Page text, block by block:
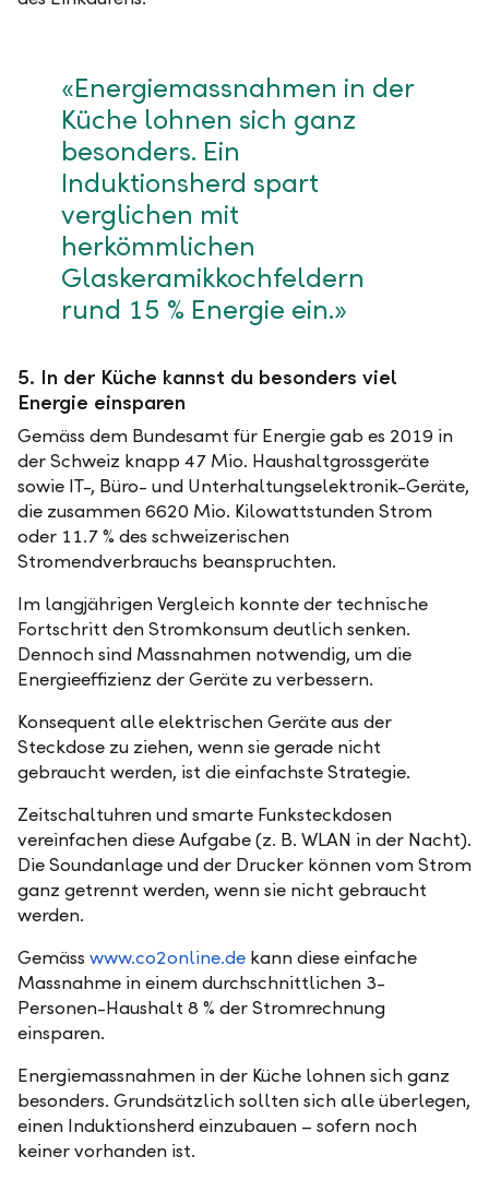
«Energiemassnahmen in der
Küche lohnen sich ganz
besonders. Ein
Induktionsherd spart
verglichen mit
herkömmlichen
Glaskeramikkochfeldern
rund 15 % Energie ein.»
5. In der Küche kannst du besonders viel
Energie einsparen
Gemäss dem Bundesamt für Energie gab es 2019 in
der Schweiz knapp 47 Mio. Haushaltgrossgeräte
sowie IT-, Büro- und Unterhaltungselektronik-Geräte,
die zusammen 6620 Mio. Kilowattstunden Strom
oder 11.7 % des schweizerischen
Stromendverbrauchs beanspruchten.
Im langjährigen Vergleich konnte der technische
Fortschritt den Stromkonsum deutlich senken.
Dennoch sind Massnahmen notwendig, um die
Energieeffizienz der Geräte zu verbessern.
Konsequent alle elektrischen Geräte aus der
Steckdose zu ziehen, wenn sie gerade nicht
gebraucht werden, ist die einfachste Strategie.
Zeitschaltuhren und smarte Funksteckdosen
vereinfachen diese Aufgabe (z. B. WLAN in der Nacht).
Die Soundanlage und der Drucker können vom Strom
ganz getrennt werden, wenn sie nicht gebraucht
werden.
Gemäss www.co2online.de kann diese einfache
Massnahme in einem durchschnittlichen 3-
Personen-Haushalt 8 % der Stromrechnung
einsparen.
Energiemassnahmen in der Küche lohnen sich ganz
besonders. Grundsätzlich sollten sich alle überlegen,
einen Induktionsherd einzubauen – sofern noch
keiner vorhanden ist.